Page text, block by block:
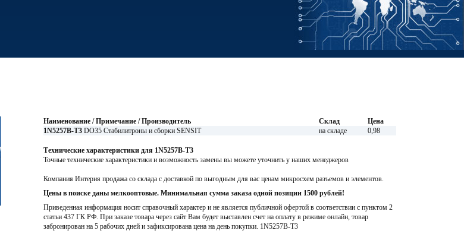
Наименование / Примечание / Производитель Склад
Цена
1N5257B-T3 DO35 Стабилитроны и сборки SENSIT на складе 0,98
Технические характеристики для 1N5257B-T3
Точные технические характеристики и возможность замены вы можете уточнить у наших менеджеров
Компания Интерия продажа со склада с доставкой по выгодным для вас ценам микросхем разъемов и элементов.
Цены в поиске даны мелкооптовые. Минимальная сумма заказа одной позиции 1500 рублей!
Приведенная информация носит справочный характер и не является публичной офертой в соответствии с пунктом 2
статьи 437 ГК РФ. При заказе товара через сайт Вам будет выставлен счет на оплату в режиме онлайн, товар
забронирован на 5 рабочих дней и зафиксирована цена на день покупки. 1N5257B-T3